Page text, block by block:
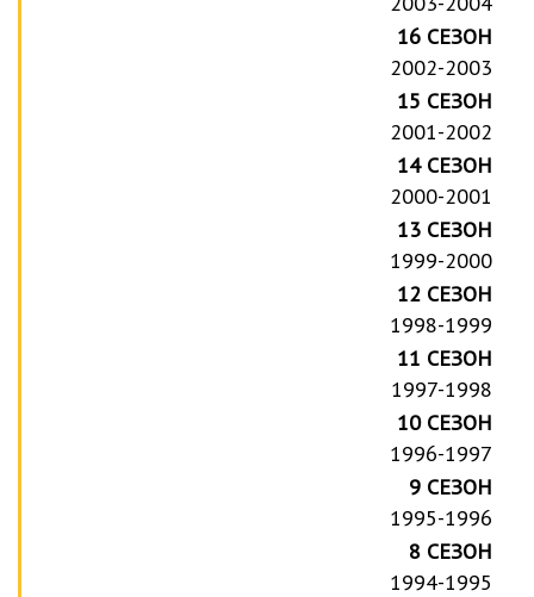
16 СЕЗОН
2002-2003
15 СЕЗОН
2001-2002
14 СЕЗОН
2000-2001
13 СЕЗОН
1999-2000
12 СЕЗОН
1998-1999
11 СЕЗОН
1997-1998
10 СЕЗОН
1996-1997
9 СЕЗОН
1995-1996
8 СЕЗОН
1994-1995